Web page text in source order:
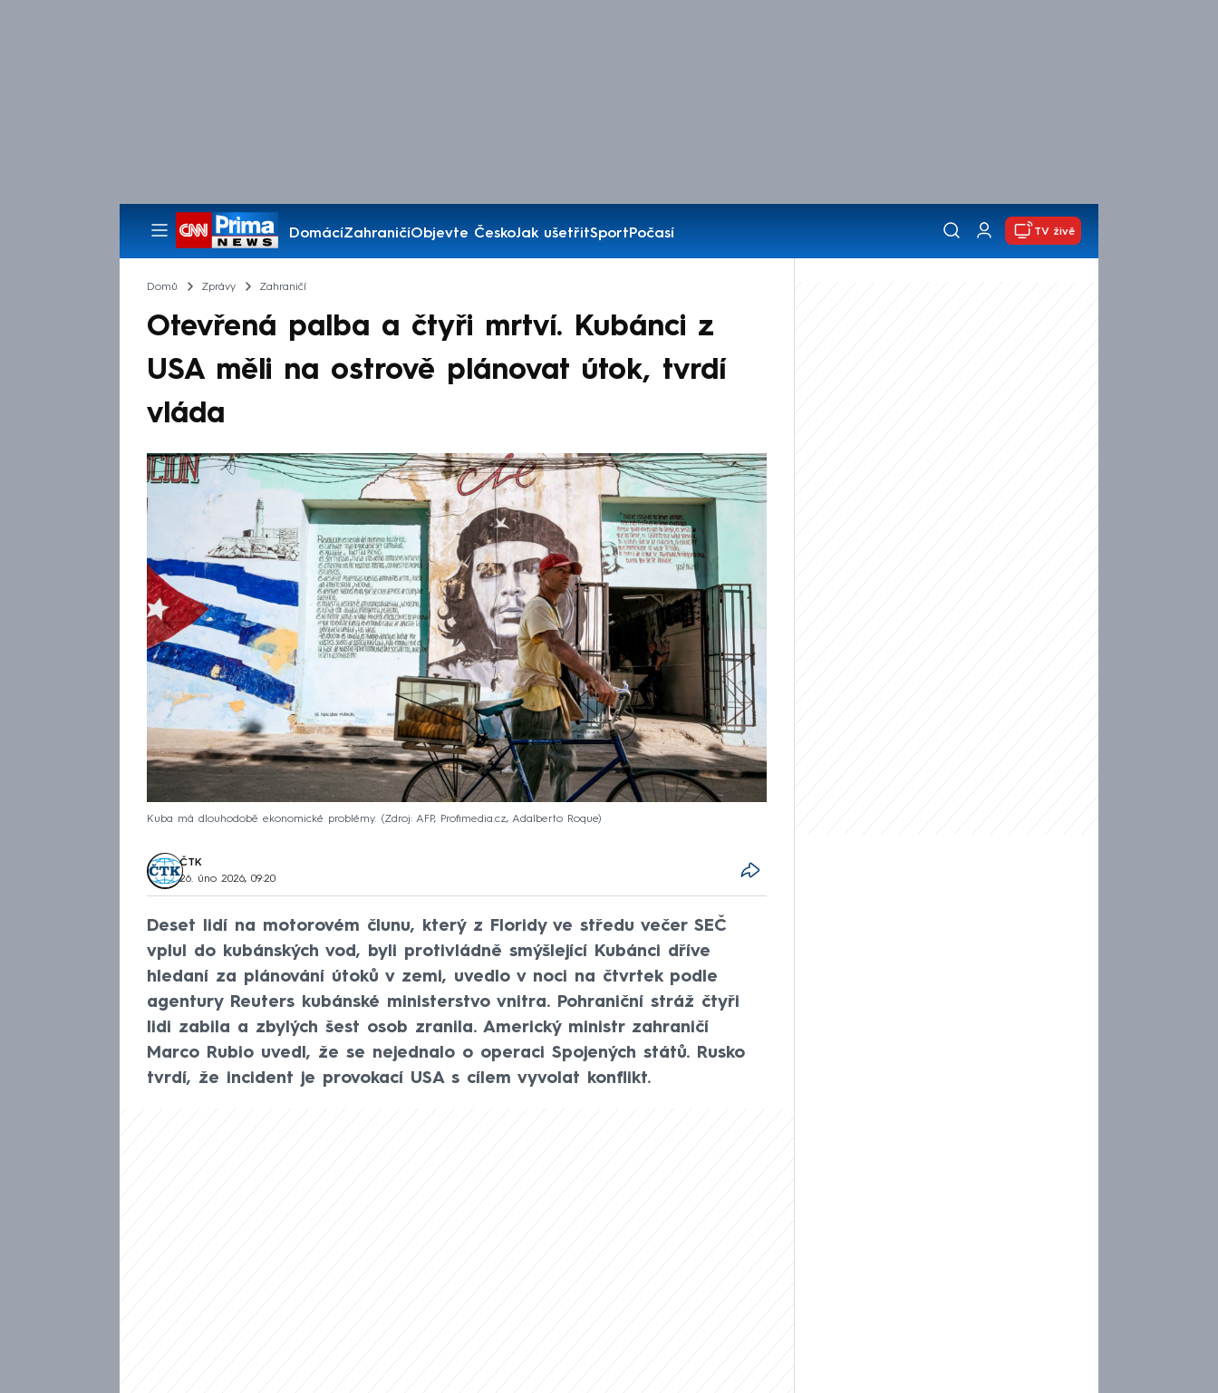
DomácíZahraničíObjevte ČeskoJak ušetřitSportPočasí
Pořady
TV živě
Domů Zprávy Zahraničí
Otevřená palba a čtyři mrtví. Kubánci z
USA měli na ostrově plánovat útok, tvrdí
vláda
Kuba má dlouhodobě ekonomické problémy. Zdroj: AFP, Profimedia.cz, Adalberto Roque
ČTK
26. úno 2026, 09:20
Deset lidí na motorovém člunu, který z Floridy ve středu večer SEČ
vplul do kubánských vod, byli protivládně smýšlející Kubánci dříve
hledaní za plánování útoků v zemi, uvedlo v noci na čtvrtek podle
agentury Reuters kubánské ministerstvo vnitra. Pohraniční stráž čtyři
lidi zabila a zbylých šest osob zranila. Americký ministr zahraničí
Marco Rubio uvedl, že se nejednalo o operaci Spojených států. Rusko
tvrdí, že incident je provokací USA s cílem vyvolat konflikt.